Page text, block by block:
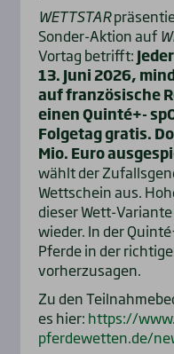
WETTSTAR
Sonder-Aktion auf
Vortag betrifft:
13. Juni 2026,
auf französische
einen Quinté+-
Folgetag gratis.
Mio. Euro
wählt der
Wettschein aus.
dieser Wett-
wieder. In der
Pferde in der
vorherzusagen.
Zu den
es hier: https://
pferdewetten.de/